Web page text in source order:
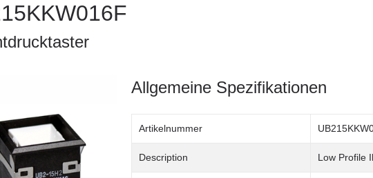
Allgemeine Spezifikationen
Artikelnummer
Description Low Profile